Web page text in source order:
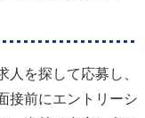
を探して応募し、
接前にエントリーシ